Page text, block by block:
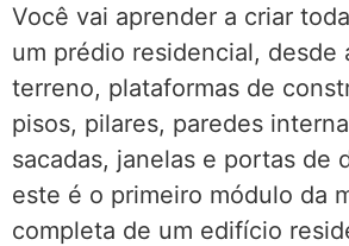
Você vai aprender a criar
um prédio residencial, desde
terreno, plataformas de
pisos, pilares, paredes
sacadas, janelas e portas de
este é o primeiro módulo da
completa de um edifício